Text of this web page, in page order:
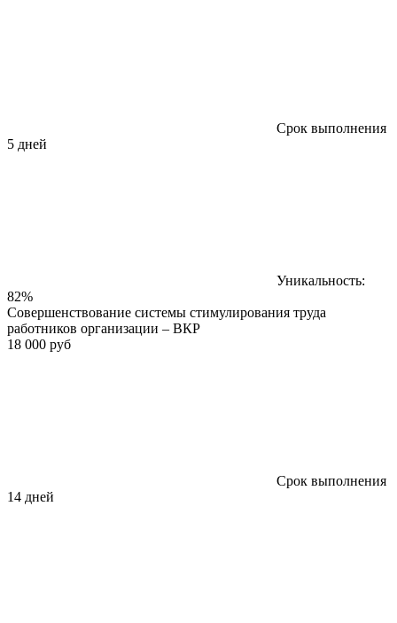
Срок выполнения
5 дней
Уникальность:
82%
Совершенствование системы стимулирования труда
работников организации – ВКР
18 000 руб
Срок выполнения
14 дней